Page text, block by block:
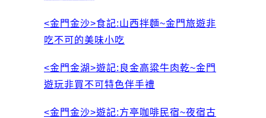
<金門金沙>食記:山西拌麵~金門旅遊非
吃不可的美味小吃
<金門金湖>遊記:良金高粱牛肉乾~金門
遊玩非買不可特色伴手禮
<金門金沙>遊記:方亭咖啡民宿~夜宿古